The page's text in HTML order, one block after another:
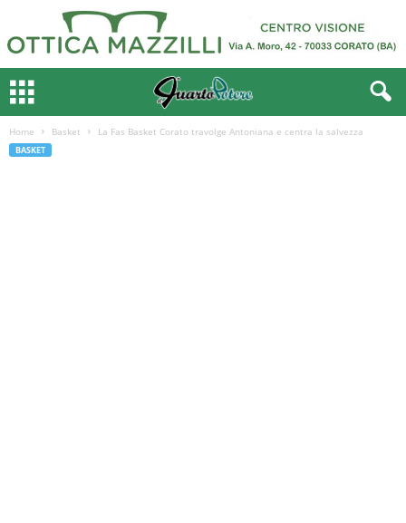
Home Basket La Fas Basket Corato travolge Antoniana e centra la salvezza
BASKET